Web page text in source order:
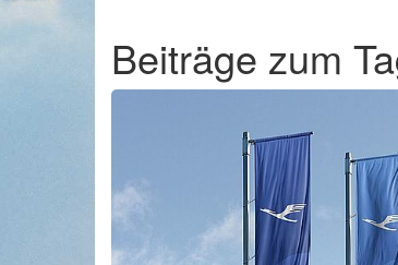
Beiträge zum